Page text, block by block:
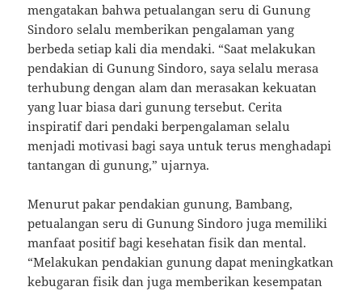
mengatakan bahwa petualangan seru di Gunung
Sindoro selalu memberikan pengalaman yang
berbeda setiap kali dia mendaki. “Saat melakukan
pendakian di Gunung Sindoro, saya selalu merasa
terhubung dengan alam dan merasakan kekuatan
yang luar biasa dari gunung tersebut. Cerita
inspiratif dari pendaki berpengalaman selalu
menjadi motivasi bagi saya untuk terus menghadapi
tantangan di gunung,” ujarnya.
Menurut pakar pendakian gunung, Bambang,
petualangan seru di Gunung Sindoro juga memiliki
manfaat positif bagi kesehatan fisik dan mental.
“Melakukan pendakian gunung dapat meningkatkan
kebugaran fisik dan juga memberikan kesempatan